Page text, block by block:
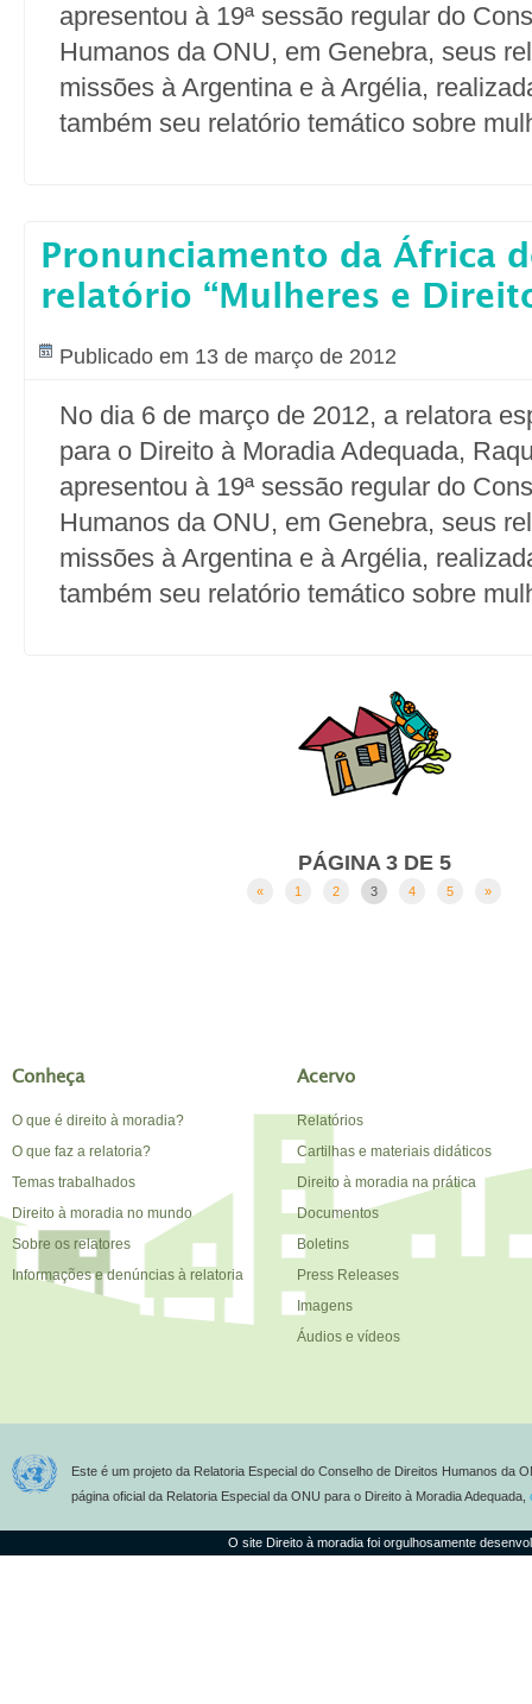
apresentou à 19ª sessão regular do
Humanos da ONU, em Genebra, seus
missões à Argentina e à Argélia,
também seu relatório temático sobre
Pronunciamento da África
relatório “Mulheres e
Publicado em 13 de março de 2012
No dia 6 de março de 2012, a relatora
para o Direito à Moradia Adequada,
apresentou à 19ª sessão regular do
Humanos da ONU, em Genebra, seus
missões à Argentina e à Argélia,
também seu relatório temático sobre
PÁGINA 3 DE 5
« 1 2 3 4 5 »
Conheça
O que é direito à moradia?
O que faz a relatoria?
Temas trabalhados
Direito à moradia no mundo
Sobre os relatores
Informações e denúncias à relatoria
Acervo
Relatórios
Cartilhas e materiais didáticos
Direito à moradia na prática
Documentos
Boletins
Press Releases
Imagens
Áudios e vídeos
Este é um projeto da Relatoria Especial do Conselho de Direitos Humanos da
página oficial da Relatoria Especial da ONU para o Direito à Moradia Adequada,
O site Direito à moradia foi orgulhosamente